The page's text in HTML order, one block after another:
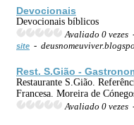
Devocionais
Devocionais bíblicos
Avaliado 0 vezes
site -
Rest. S.Gião -
Restaurante S.Gião.
Francesa. Moreira de
Avaliado 0 vezes